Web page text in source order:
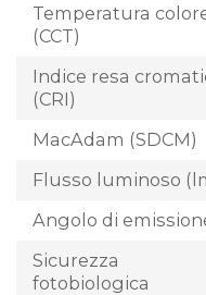
Temperatura
(CCT)
Indice resa
(CRI)
MacAdam (SDCM)
Flusso luminoso
Angolo di
Sicurezza
fotobiologica